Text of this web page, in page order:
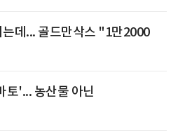
데... 골드만삭스 "1만2000
토'... 농산물 아닌